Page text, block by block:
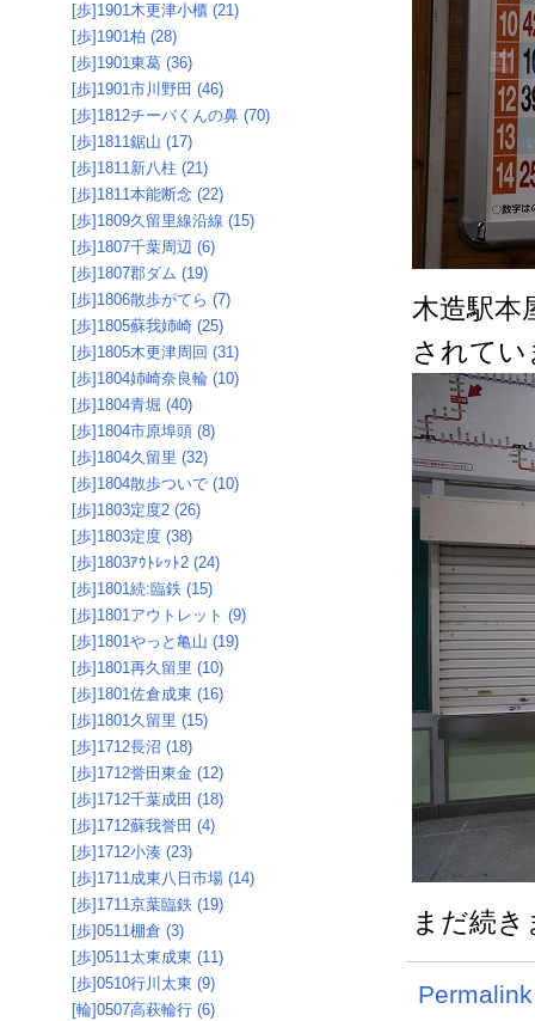
木造駅本
されてい
まだ続き
Permalink
[歩]1901木更津小櫃 (21)
[歩]1901柏 (28)
[歩]1901東葛 (36)
[歩]1901市川野田 (46)
[歩]1812チーバくんの鼻 (70)
[歩]1811鋸山 (17)
[歩]1811新八柱 (21)
[歩]1811本能断念 (22)
[歩]1809久留里線沿線 (15)
[歩]1807千葉周辺 (6)
[歩]1807郡ダム (19)
[歩]1806散歩がてら (7)
[歩]1805蘇我姉崎 (25)
[歩]1805木更津周回 (31)
[歩]1804姉崎奈良輪 (10)
[歩]1804青堀 (40)
[歩]1804市原埠頭 (8)
[歩]1804久留里 (32)
[歩]1804散歩ついで (10)
[歩]1803定度2 (26)
[歩]1803定度 (38)
[歩]1803ｱｳﾄﾚｯﾄ2 (24)
[歩]1801続:臨鉄 (15)
[歩]1801アウトレット (9)
[歩]1801やっと亀山 (19)
[歩]1801再久留里 (10)
[歩]1801佐倉成東 (16)
[歩]1801久留里 (15)
[歩]1712長沼 (18)
[歩]1712誉田東金 (12)
[歩]1712千葉成田 (18)
[歩]1712蘇我誉田 (4)
[歩]1712小湊 (23)
[歩]1711成東八日市場 (14)
[歩]1711京葉臨鉄 (19)
[歩]0511棚倉 (3)
[歩]0511太東成東 (11)
[歩]0510行川太東 (9)
[輪]0507高萩輪行 (6)